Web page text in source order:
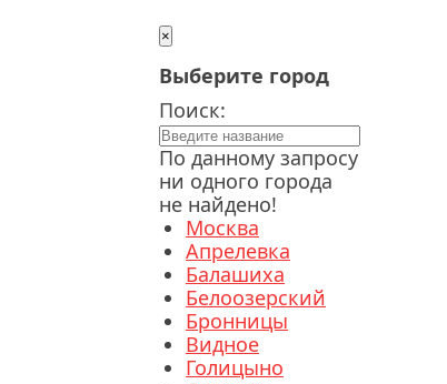
×
Выберите город
Поиск:
По данному запросу
ни одного города
не найдено!
Москва
Апрелевка
Балашиха
Белоозерский
Бронницы
Видное
Голицыно